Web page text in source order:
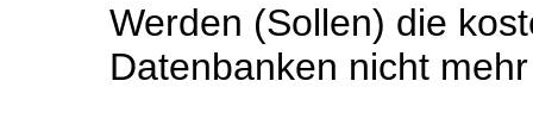
Werden (Sollen) die
Datenbanken nicht